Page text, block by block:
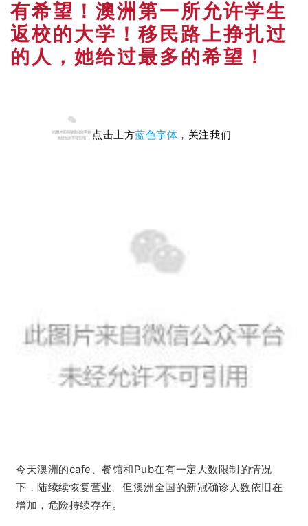
有希望！澳洲第一所允许学生
返校的大学！移民路上挣扎过
的人，她给过最多的希望！
点击上方蓝色字体 ，关注我们
今天澳洲的cafe、餐馆和Pub在有一定人数限制的情况
下，陆续续恢复营业。但澳洲全国的新冠确诊人数依旧在
增加，危险持续存在。